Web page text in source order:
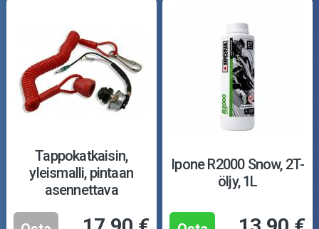
Tappokatkaisin,
yleismalli, pintaan
asennettava
Ipone R2000 Snow, 2T-
öljy, 1L